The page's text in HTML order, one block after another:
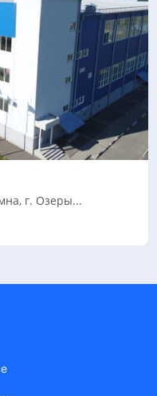
г. Озеры...